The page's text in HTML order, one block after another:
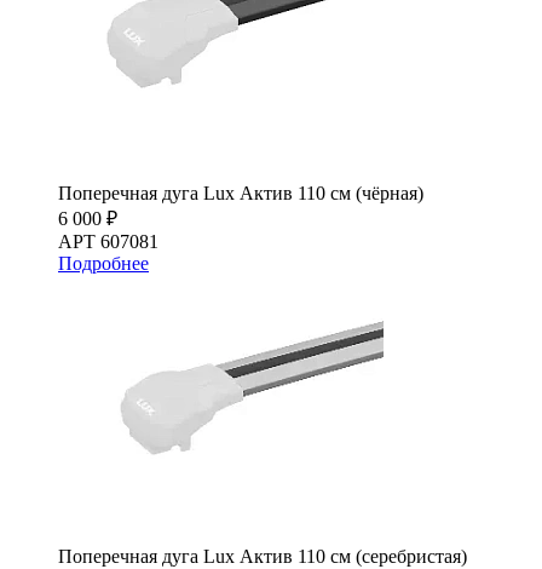
Поперечная дуга Lux Актив 110 см (чёрная)
6 000 ₽
АРТ 607081
Подробнее
Поперечная дуга Lux Актив 110 см (серебристая)